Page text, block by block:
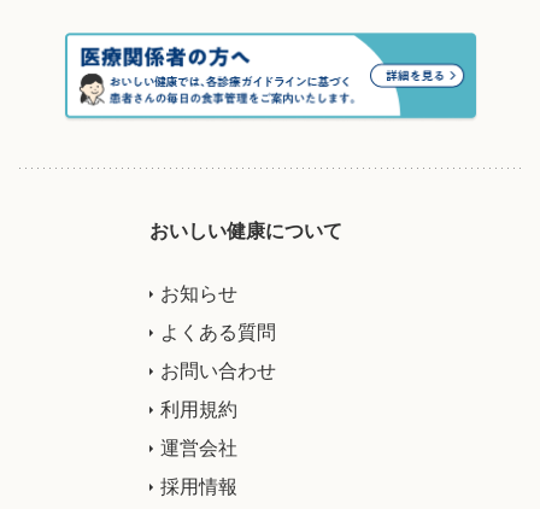
おいしい健康について
お知らせ
よくある質問
お問い合わせ
利用規約
運営会社
採用情報